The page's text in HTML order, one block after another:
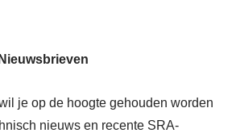
je op de hoogte gehouden worden
nieuws en recente SRA-